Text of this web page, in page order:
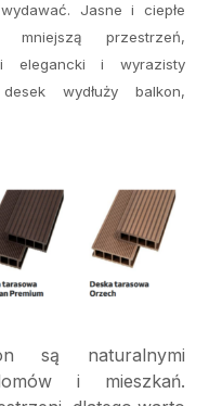
Jasne i ciepłe
mniejszą przestrzeń,
elegancki i wyrazisty
wydłuży balkon,
są naturalnymi
i mieszkań.